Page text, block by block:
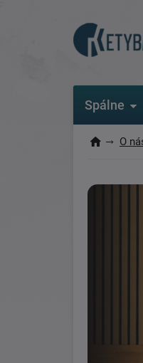
Spálne
O